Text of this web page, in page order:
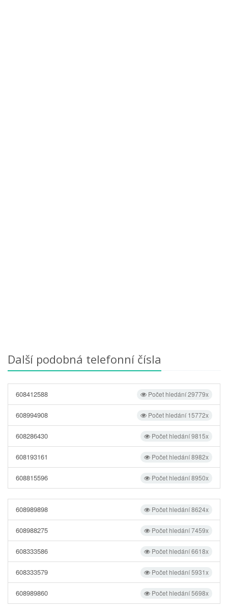
Další podobná telefonní čísla
Počet hledání 29779x
608412588
Počet hledání 15772x
608994908
Počet hledání 9815x
608286430
Počet hledání 8982x
608193161
Počet hledání 8950x
608815596
Počet hledání 8624x
608989898
Počet hledání 7459x
608988275
Počet hledání 6618x
608333586
Počet hledání 5931x
608333579
Počet hledání 5698x
608989860